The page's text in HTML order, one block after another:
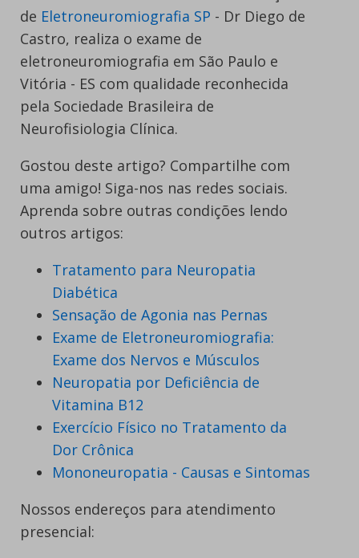
de Eletroneuromiografia SP - Dr Diego de
Castro, realiza o exame de
eletroneuromiografia em São Paulo e
Vitória - ES com qualidade reconhecida
pela Sociedade Brasileira de
Neurofisiologia Clínica.
Gostou deste artigo? Compartilhe com
uma amigo! Siga-nos nas redes sociais.
Aprenda sobre outras condições lendo
outros artigos:
Tratamento para Neuropatia
Diabética
Sensação de Agonia nas Pernas
Exame de Eletroneuromiografia:
Exame dos Nervos e Músculos
Neuropatia por Deficiência de
Vitamina B12
Exercício Físico no Tratamento da
Dor Crônica
Mononeuropatia - Causas e Sintomas
Nossos endereços para atendimento
presencial: